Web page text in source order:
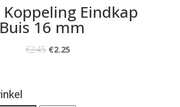
Koppeling Eindkap
16 mm
€2.45 €2.25